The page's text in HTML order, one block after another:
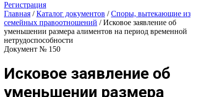
Регистрация
Главная / Каталог документов / Споры, вытекающие из
семейных правоотношений / Исковое заявление об
уменьшении размера алиментов на период временной
нетрудоспособности
Документ № 150
Исковое заявление об
уменьшении размера